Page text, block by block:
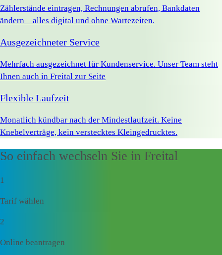
Zählerstände eintragen, Rechnungen abrufen, Bankdaten
ändern – alles digital und ohne Wartezeiten.
Ausgezeichneter Service
Mehrfach ausgezeichnet für Kundenservice. Unser Team steht
Ihnen auch in Freital zur Seite
Flexible Laufzeit
Monatlich kündbar nach der Mindestlaufzeit. Keine
Knebelverträge, kein verstecktes Kleingedrucktes.
So einfach wechseln Sie in Freital
1
Tarif wählen
2
Online beantragen